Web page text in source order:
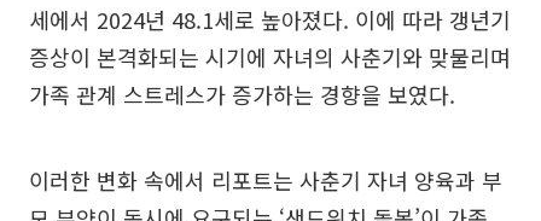
세에서 2024년 48.1세로 높아졌다. 이에 따라 갱년기
증상이 본격화되는 시기에 자녀의 사춘기와 맞물리며
가족 관계 스트레스가 증가하는 경향을 보였다.
이러한 변화 속에서 리포트는 사춘기 자녀 양육과 부